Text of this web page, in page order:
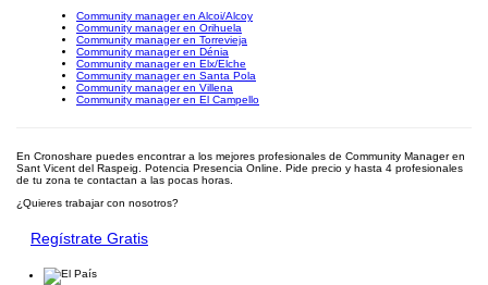
Community manager en Alcoi/Alcoy
Community manager en Orihuela
Community manager en Torrevieja
Community manager en Dénia
Community manager en Elx/Elche
Community manager en Santa Pola
Community manager en Villena
Community manager en El Campello
En Cronoshare puedes encontrar a los mejores profesionales de Community Manager en
Sant Vicent del Raspeig. Potencia Presencia Online. Pide precio y hasta 4 profesionales
de tu zona te contactan a las pocas horas.
¿Quieres trabajar con nosotros?
Regístrate Gratis